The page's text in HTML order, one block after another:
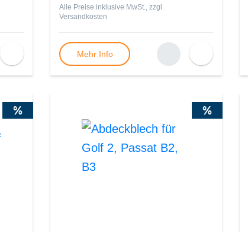
Alle Preise inklusive MwSt., zzgl.
Versandkosten
Mehr Info
% %